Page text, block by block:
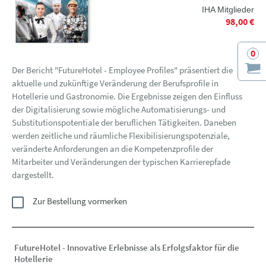
0
IHA Mitglieder
98,00 €
Der Bericht "FutureHotel - Employee Profiles" präsentiert die
aktuelle und zukünftige Veränderung der Berufsprofile in
Hotellerie und Gastronomie. Die Ergebnisse zeigen den Einfluss
der Digitalisierung sowie mögliche Automatisierungs- und
Substitutionspotentiale der beruflichen Tätigkeiten. Daneben
werden zeitliche und räumliche Flexibilisierungspotenziale,
veränderte Anforderungen an die Kompetenzprofile der
Mitarbeiter und Veränderungen der typischen Karrierepfade
dargestellt.
Zur Bestellung vormerken
FutureHotel - Innovative Erlebnisse als Erfolgsfaktor für die
Hotellerie